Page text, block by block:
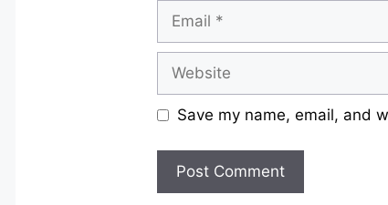
Email
Website
Save my name, email, and